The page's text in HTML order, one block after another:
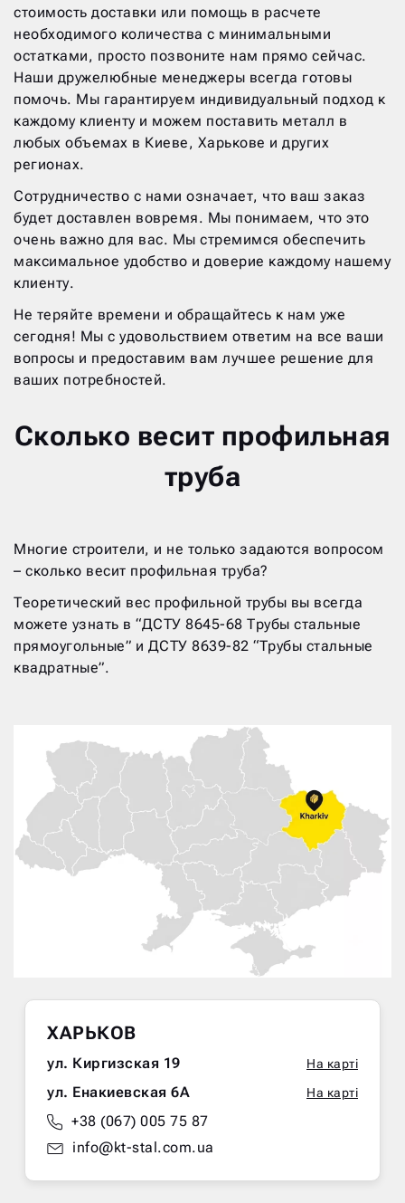
стоимость доставки или помощь в расчете
необходимого количества с минимальными
остатками, просто позвоните нам прямо сейчас.
Наши дружелюбные менеджеры всегда готовы
помочь. Мы гарантируем индивидуальный подход к
каждому клиенту и можем поставить металл в
любых объемах в Киеве, Харькове и других
регионах.
Сотрудничество с нами означает, что ваш заказ
будет доставлен вовремя. Мы понимаем, что это
очень важно для вас. Мы стремимся обеспечить
максимальное удобство и доверие каждому нашему
клиенту.
Не теряйте времени и обращайтесь к нам уже
сегодня! Мы с удовольствием ответим на все ваши
вопросы и предоставим вам лучшее решение для
ваших потребностей.
Сколько весит профильная
труба
Многие строители, и не только задаются вопросом
– сколько весит профильная труба?
Теоретический вес профильной трубы вы всегда
можете узнать в “ДСТУ 8645-68 Трубы стальные
прямоугольные” и ДСТУ 8639-82 “Трубы стальные
квадратные”.
ХАРЬКОВ
ул. Киргизская 19 На карті
ул. Енакиевская 6А На карті
+38 (067) 005 75 87
info@kt-stal.com.ua